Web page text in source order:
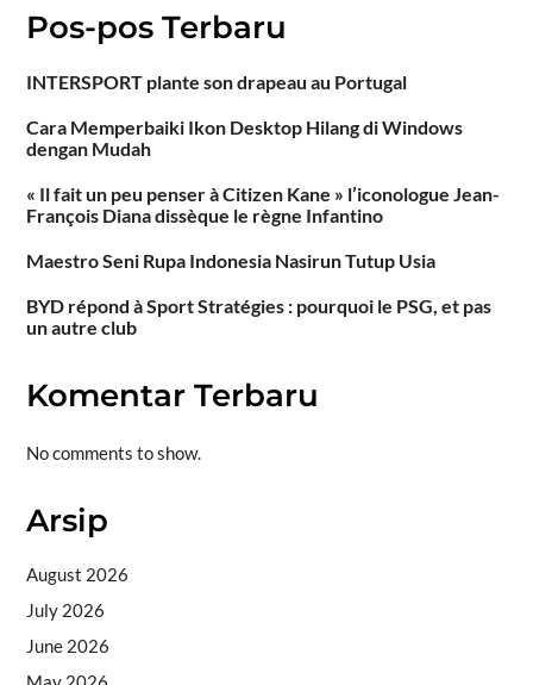
Pos-pos Terbaru
INTERSPORT plante son drapeau au Portugal
Cara Memperbaiki Ikon Desktop Hilang di Windows
dengan Mudah
« Il fait un peu penser à Citizen Kane » l’iconologue Jean-
François Diana dissèque le règne Infantino
Maestro Seni Rupa Indonesia Nasirun Tutup Usia
BYD répond à Sport Stratégies : pourquoi le PSG, et pas
un autre club
Komentar Terbaru
No comments to show.
Arsip
August 2026
July 2026
June 2026